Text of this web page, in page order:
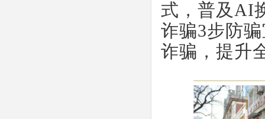
式，普及 AI
诈骗3步防
诈骗，提升